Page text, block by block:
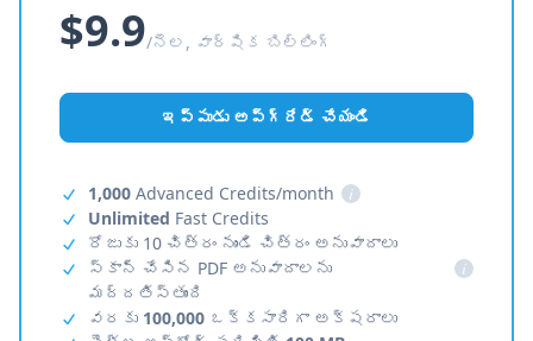
$9.9/నెల, వార్షిక బిల్లింగ్
ఇప్పుడు అప్‌గ్రేడ్ చేయండి
1,000 Advanced Credits/month
i
Unlimited Fast Credits
రోజుకు 10 చిత్రం నుండి చిత్రం అనువాదాలు
స్కాన్ చేసిన PDF అనువాదాలను
మద్దతిస్తుంది
i
వరకు 100,000 ఒక్కసారిగా అక్షరాలు